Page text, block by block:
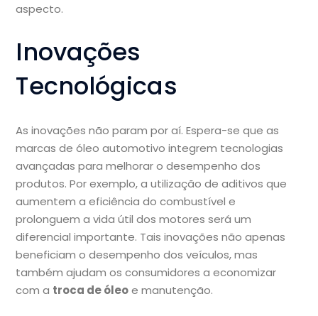
aspecto.
Inovações
Tecnológicas
As inovações não param por aí. Espera-se que as
marcas de óleo automotivo integrem tecnologias
avançadas para melhorar o desempenho dos
produtos. Por exemplo, a utilização de aditivos que
aumentem a eficiência do combustível e
prolonguem a vida útil dos motores será um
diferencial importante. Tais inovações não apenas
beneficiam o desempenho dos veículos, mas
também ajudam os consumidores a economizar
com a troca de óleoe manutenção.